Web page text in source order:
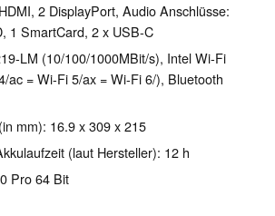
2 DisplayPort, Audio Anschlüsse:
1 SmartCard, 2 x USB-C
LM (10/100/1000MBit/s), Intel Wi-Fi
ac = Wi-Fi 5/ax = Wi-Fi 6/), Bluetooth
mm): 16.9 x 309 x 215
(laut Hersteller): 12 h
Pro 64 Bit